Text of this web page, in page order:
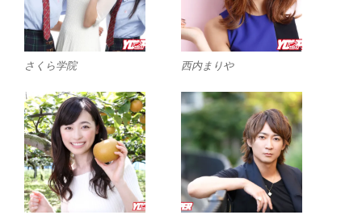
さくら学院 西内まりや